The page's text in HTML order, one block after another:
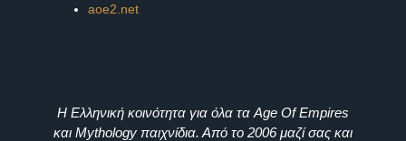
aoe2.net
Η Ελληνική κοινότητα για όλα τα Age Of Empires
και Mythology παιχνίδια. Από το 2006 μαζί σας και